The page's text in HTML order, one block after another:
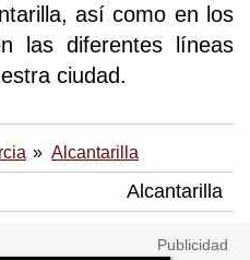
así como en los
las diferentes líneas
ciudad.
Alcantarilla
Alcantarilla